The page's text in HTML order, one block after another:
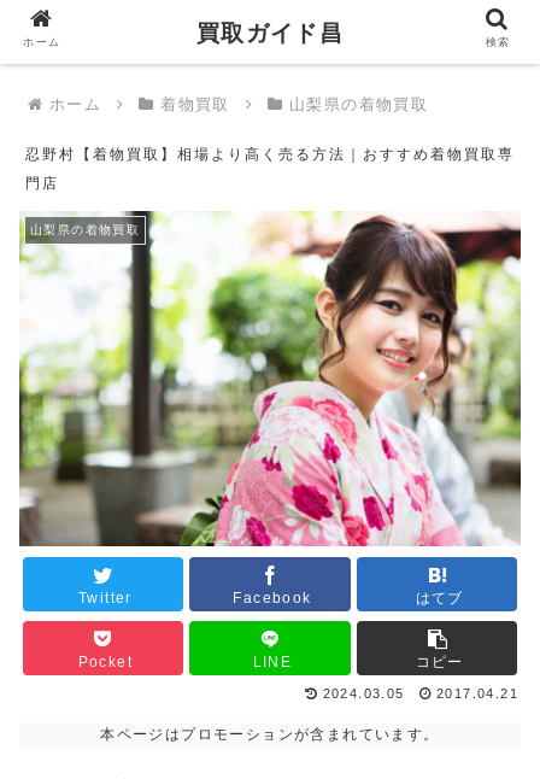
買取ガイド昌
ホーム 着物買取 山梨県の着物買取
忍野村【着物買取】相場より高く売る方法｜おすすめ着物買取専
門店
山梨県の着物買取
Twitter Facebook はてブ
Pocket LINE コピー
2024.03.05 2017.04.21
本ページはプロモーションが含まれています。
ホーム 買取ガイド昌 検索